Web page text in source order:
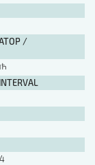
/